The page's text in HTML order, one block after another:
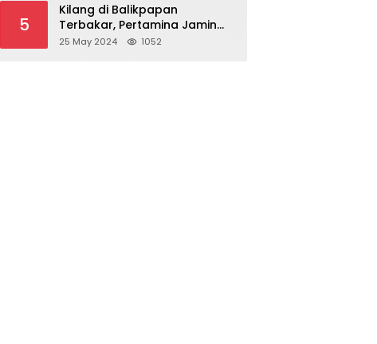
5
Kilang di Balikpapan
Terbakar, Pertamina Jamin
Pasokan BBM Aman
25 May 2024 1052